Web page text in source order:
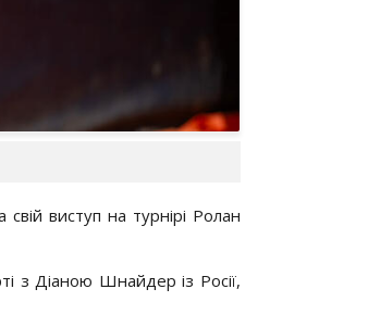
виступ на турнірі Ролан
з Діаною Шнайдер із Росії,